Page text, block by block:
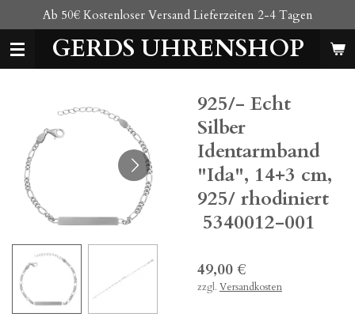
Hauptinhalt
springenGERDS UHRENSHOP
Ab 50€ Kostenloser Versand Lieferzeiten 2-4 Tagen
925/- Echt
Silber
Identarmband
"Ida", 14+3 cm,
925/ rhodiniert
5340012-001
49,00 €
zzgl. Versandkosten